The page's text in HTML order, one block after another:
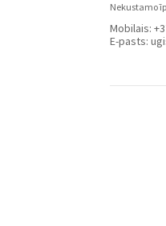
Nekustamo
Mobilais:
E-pasts: